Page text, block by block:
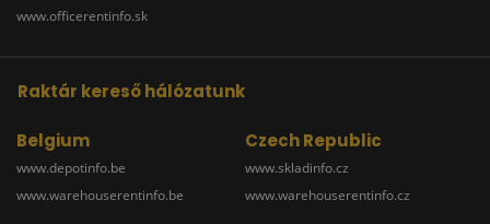
www.officerentinfo.sk
Raktár kereső hálózatunk
Belgium
www.depotinfo.be
www.warehouserentinfo.be
Czech Republic
www.skladinfo.cz
www.warehouserentinfo.cz